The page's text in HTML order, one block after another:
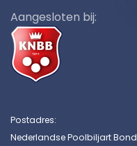
Aangesloten bij:
Postadres:
Nederlandse Poolbiljart Bond